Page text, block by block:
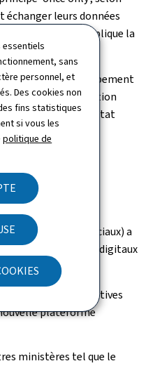
sans
personnel, et
Des cookies non
fins statistiques
si vous les
politique de
leurs données
concrète", explique la
Obertin.
relatif au développement
étroite collaboration
l'information de l'État
offices sociaux) a
des échanges digitaux
administratives
plateforme
ministères tel que le